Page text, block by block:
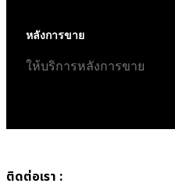
หลังการขาย
ให้บริการหลังการขาย
ติดต่อเรา :